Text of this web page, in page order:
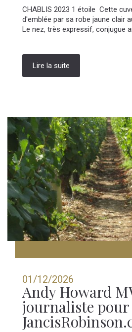
CHABLIS 2023 1 étoile Cette
d'emblée par sa robe jaune clair
Le nez, très expressif, conjugue
Lire la suite
01/12/2026
Andy Howard
journaliste pour